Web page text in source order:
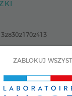
ZABLOKUJ